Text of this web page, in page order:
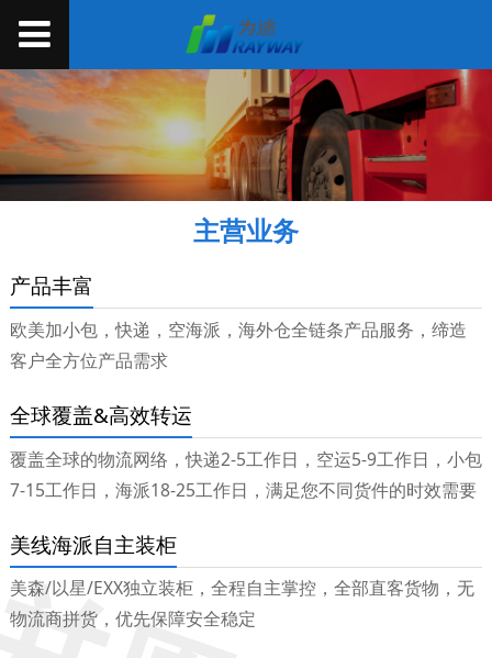
主营业务
产品丰富
欧美加小包，快递，空海派，海外仓全链条产品服务，缔造
客户全方位产品需求
全球覆盖&高效转运
覆盖全球的物流网络，快递2-5工作日，空运5-9工作日，小包
7-15工作日，海派18-25工作日，满足您不同货件的时效需要
美线海派自主装柜
美森/以星/EXX独立装柜，全程自主掌控，全部直客货物，无
物流商拼货，优先保障安全稳定